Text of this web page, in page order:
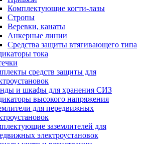
Комплектующие когти-лазы
Стропы
Веревки, канаты
Анкерные линии
Средства защиты втягивающего типа
тока
средств защиты для
и шкафы для хранения СИЗ
высокого напряжения
для передвижных
заземлителей для
электроустановок